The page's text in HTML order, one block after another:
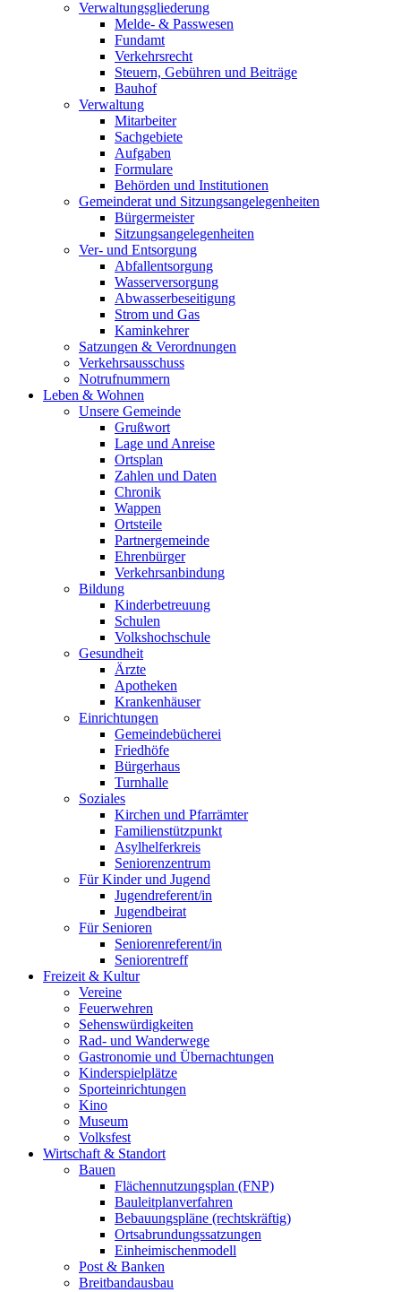
Verwaltungsgliederung
Melde- & Passwesen
Fundamt
Verkehrsrecht
Steuern, Gebühren und Beiträge
Bauhof
Verwaltung
Mitarbeiter
Sachgebiete
Aufgaben
Formulare
Behörden und Institutionen
Gemeinderat und Sitzungsangelegenheiten
Bürgermeister
Sitzungsangelegenheiten
Ver- und Entsorgung
Abfallentsorgung
Wasserversorgung
Abwasserbeseitigung
Strom und Gas
Kaminkehrer
Satzungen & Verordnungen
Verkehrsausschuss
Notrufnummern
Leben & Wohnen
Unsere Gemeinde
Grußwort
Lage und Anreise
Ortsplan
Zahlen und Daten
Chronik
Wappen
Ortsteile
Partnergemeinde
Ehrenbürger
Verkehrsanbindung
Bildung
Kinderbetreuung
Schulen
Volkshochschule
Gesundheit
Ärzte
Apotheken
Krankenhäuser
Einrichtungen
Gemeindebücherei
Friedhöfe
Bürgerhaus
Turnhalle
Soziales
Kirchen und Pfarrämter
Familienstützpunkt
Asylhelferkreis
Seniorenzentrum
Für Kinder und Jugend
Jugendreferent/in
Jugendbeirat
Für Senioren
Seniorenreferent/in
Seniorentreff
Freizeit & Kultur
Vereine
Feuerwehren
Sehenswürdigkeiten
Rad- und Wanderwege
Gastronomie und Übernachtungen
Kinderspielplätze
Sporteinrichtungen
Kino
Museum
Volksfest
Wirtschaft & Standort
Bauen
Flächennutzungsplan (FNP)
Bauleitplanverfahren
Bebauungspläne (rechtskräftig)
Ortsabrundungssatzungen
Einheimischenmodell
Post & Banken
Breitbandausbau